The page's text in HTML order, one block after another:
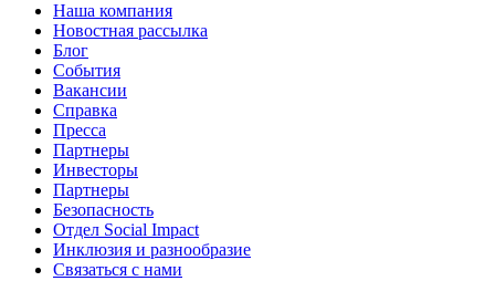
Наша компания
Новостная рассылка
Блог
События
Вакансии
Справка
Пресса
Партнеры
Инвесторы
Партнеры
Безопасность
Отдел Social Impact
Инклюзия и разнообразие
Связаться с нами